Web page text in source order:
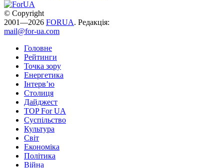
© Copyright
2001—2026 FORUA. Редакція:
mail@for-ua.com
Головне
Рейтинги
Точка зору
Енергетика
Інтерв’ю
Столиця
Дайджест
TOP For UA
Суспiльство
Культура
Світ
Економіка
Політика
Війна